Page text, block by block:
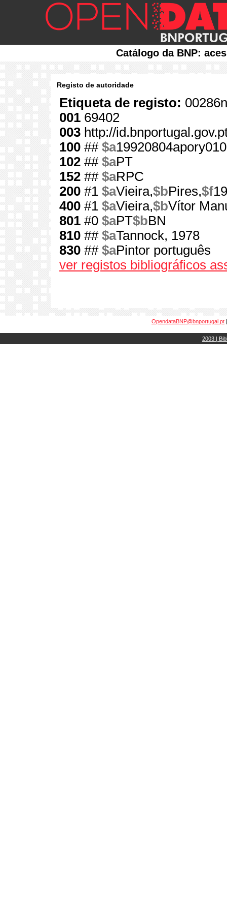
Catálogo da BNP:
Registo de autoridade
Etiqueta de registo:
001 69402
003 http://
100 ## $a
102 ## $aPT
152 ## $aRPC
200 #1 $aVieira,$bPires,$f
400 #1 $aVieira,$bVítor
801 #0 $aPT$bBN
810 ## $aTannock, 1978
830 ## $aPintor português
ver registos bibliográficos
OpendataBNP@bnportugal.pt
2003 |